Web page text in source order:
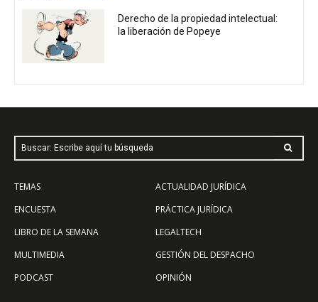
Derecho de la propiedad intelectual:
la liberación de Popeye
Buscar: Escribe aquí tu búsqueda
TEMAS
ENCUESTA
LIBRO DE LA SEMANA
MULTIMEDIA
PODCAST
ACTUALIDAD JURÍDICA
PRÁCTICA JURÍDICA
LEGALTECH
GESTIÓN DEL DESPACHO
OPINIÓN